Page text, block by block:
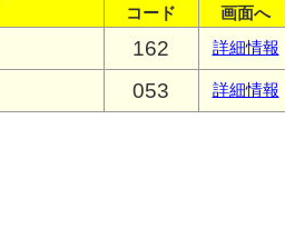
コード
画面へ
162 詳細情報
053 詳細情報